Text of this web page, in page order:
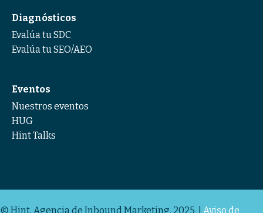
Diagnósticos
Evalúa tu SDC
Evalúa tu SEO/AEO
Eventos
Nuestros eventos
HUG
Hint Talks
© Hint. Agencia de Inbound Marketing. 2025 | Aviso de